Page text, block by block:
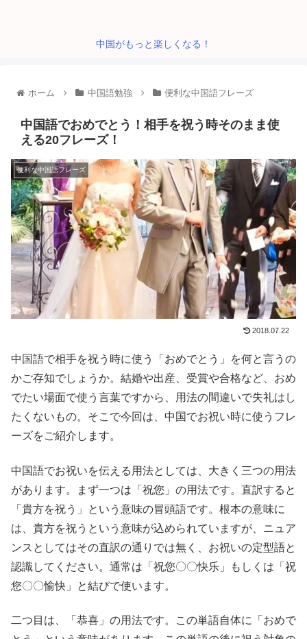
中国がもっと楽しくなる！
ホーム 中国語勉強 便利な中国語フレーズ
中国語でおめでとう！相手を祝う時そのまま使
える20フレーズ！
便利な中国語フレーズ
2018.07.22
中国語で相手を祝う時に使う「おめでとう」を何と言うの
かご存知でしょうか。結婚や出産、受賞や合格など、おめ
でたい場面で使う言葉ですから、用法の間違いで失礼はし
たくないもの。そこで今回は、中国でお祝い時に使うフレ
ーズをご紹介します。
中国語でお祝いを伝える用法としては、大きく三つの用法
があります。まず一つは「祝您」の用法です。直訳すると
「貴方を祝う」という意味の冒頭語です。根本の意味に
は、貴方を祝うという意味が込められていますが、ニュア
ンスとしてはその直訳の通りでは無く、お祝いの定型語と
認識してください。通常は「祝您〇〇快乐」もしくは「祝
您〇〇愉快」と結びで使います。
二つ目は、「恭喜」の用法です。この単語自体に「おめで